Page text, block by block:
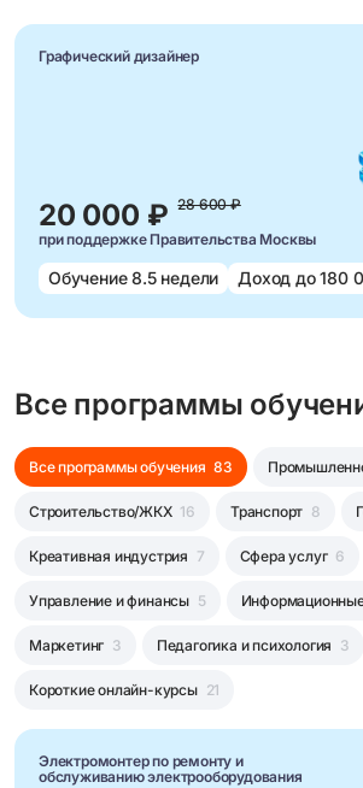
Графический дизайнер
20 000 ₽ 28 600 ₽
при поддержке Правительства Москвы
Обучение 8.5 недели Доход до 180
Все программы
Все программы обучения 83
Строительство/ЖКХ 16 Транспорт 8
Креативная индустрия 7 Сфера услуг 6
Управление и финансы 5
Маркетинг 3 Педагогика и психология 3
Короткие онлайн-курсы 21
Электромонтер по ремонту и
обслуживанию электрооборудования